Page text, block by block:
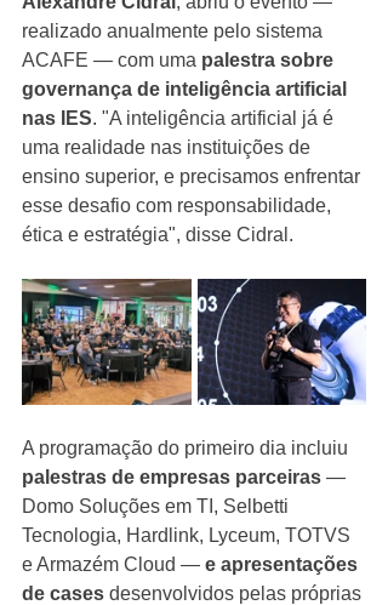
realizado anualmente pelo sistema
ACAFE — com uma palestra sobre
governança de inteligência artificial
nas IES. "A inteligência artificial já é
uma realidade nas instituições de
ensino superior, e precisamos enfrentar
esse desafio com responsabilidade,
ética e estratégia", disse Cidral.
A programação do primeiro dia incluiu
palestras de empresas parceiras —
Domo Soluções em TI, Selbetti
Tecnologia, Hardlink, Lyceum, TOTVS
e Armazém Cloud — e apresentações
de cases desenvolvidos pelas próprias